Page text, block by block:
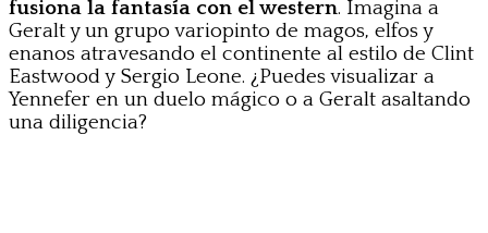
fusiona la fantasía con el western. Imagina a
Geralt y un grupo variopinto de magos, elfos y
enanos atravesando el continente al estilo de Clint
Eastwood y Sergio Leone. ¿Puedes visualizar a
Yennefer en un duelo mágico o a Geralt asaltando
una diligencia?